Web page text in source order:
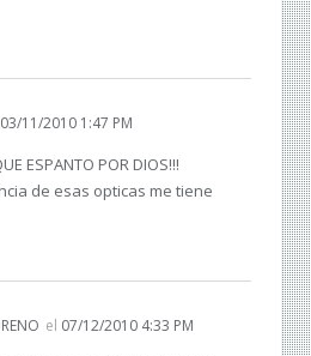
03/11/2010 1:47 PM
ESPANTO POR DIOS!!!
de esas opticas me tiene
el 07/12/2010 4:33 PM